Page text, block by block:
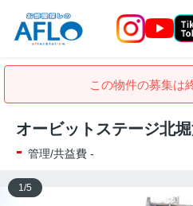
この物件の募集は
オービットステージ北
- 管理/共益費 -
1 /5